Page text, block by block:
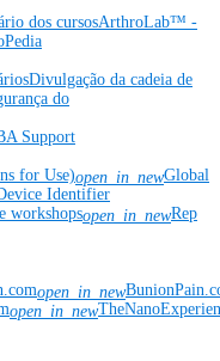
dos cursosArthroLab™ -
Divulgação da cadeia de
do
Support
for Use)open_in_newGlobal
Identifier
workshopsopen_in_newRep
open_in_new
open_in_new